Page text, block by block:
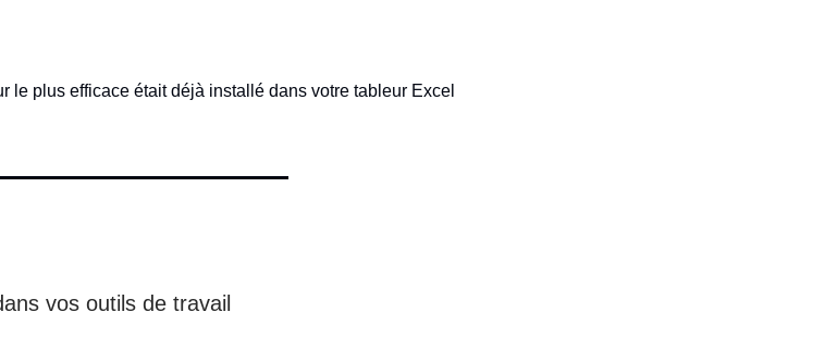
le plus efficace était déjà installé dans votre tableur Excel
vos outils de travail